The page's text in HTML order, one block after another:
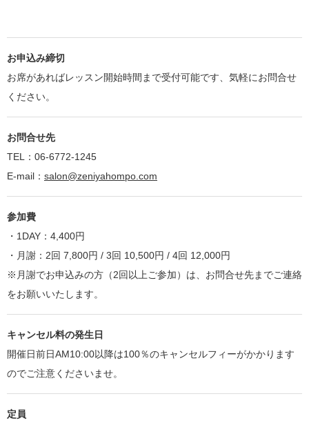
お申込み締切
お席があればレッスン開始時間まで受付可能です、気軽にお問合せ
ください。
お問合せ先
TEL：06-6772-1245
E-mail： salon@zeniyahompo.com
参加費
・1DAY：4,400円
・月謝：2回 7,800円 / 3回 10,500円 / 4回 12,000円
※月謝でお申込みの方（2回以上ご参加）は、お問合せ先までご連絡
をお願いいたします。
キャンセル料の発生日
開催日前日AM10:00以降は100％のキャンセルフィーがかかります
のでご注意くださいませ。
定員